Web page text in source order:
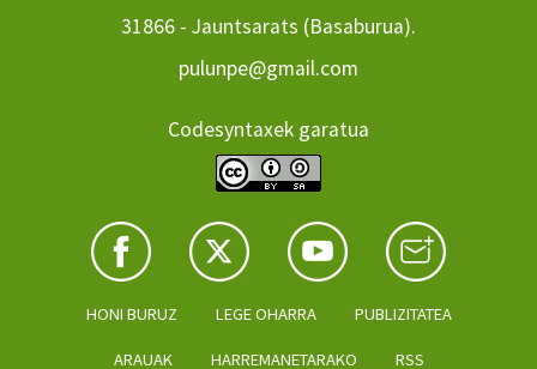
31866 - Jauntsarats (Basaburua).
pulunpe@gmail.com
Codesyntaxek garatua
HONI BURUZ LEGE OHARRA PUBLIZITATEA
ARAUAK HARREMANETARAKO RSS